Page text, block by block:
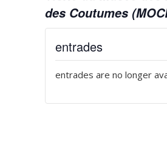
des Coutumes
entrades
entrades are no longer